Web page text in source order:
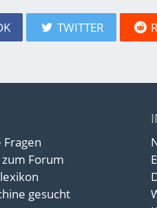
TWITTER
Forum
gesucht